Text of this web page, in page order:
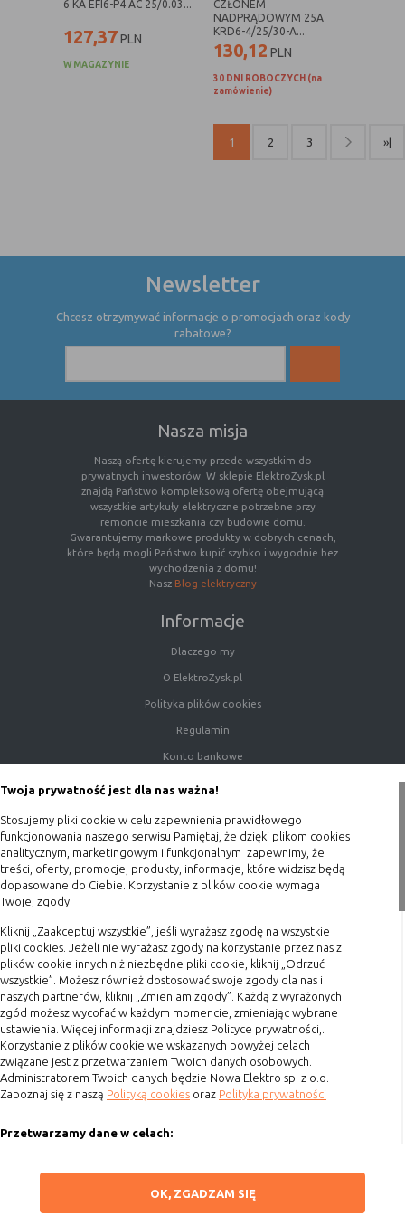
Twoja prywatność jest dla nas ważna!
Stosujemy pliki cookie w celu zapewnienia prawidłowego
funkcjonowania naszego serwisu Pamiętaj, że dzięki plikom cookies
analitycznym, marketingowym i funkcjonalnym zapewnimy, że
treści, oferty, promocje, produkty, informacje, które widzisz będą
dopasowane do Ciebie. Korzystanie z plików cookie wymaga
Twojej zgody.
Kliknij „Zaakceptuj wszystkie”, jeśli wyrażasz zgodę na wszystkie
pliki cookies. Jeżeli nie wyrażasz zgody na korzystanie przez nas z
plików cookie innych niż niezbędne pliki cookie, kliknij „Odrzuć
wszystkie”. Możesz również dostosować swoje zgody dla nas i
naszych partnerów, kliknij „Zmieniam zgody”. Każdą z wyrażonych
zgód możesz wycofać w każdym momencie, zmieniając wybrane
ustawienia. Więcej informacji znajdziesz Polityce prywatności,.
Korzystanie z plików cookie we wskazanych powyżej celach
związane jest z przetwarzaniem Twoich danych osobowych.
Administratorem Twoich danych będzie Nowa Elektro sp. z o.o.
Zapoznaj się z naszą Polityką cookies oraz Polityka prywatności
Przetwarzamy dane w celach:
treści i reklam oraz ich pomiaru, tworzenia statystyk, poprawy
OK, ZGADZAM SIĘ
internetowej.
6 KA EFI6-P4 AC 25/0.03...
127,37PLN
W MAGAZYNIE
CZŁONEM
NADPRĄDOWYM 25A
KRD6-4/25/30-A...
130,12 PLN
30 DNI ROBOCZYCH (na
zamówienie)
1 2 3 »|
Newsletter
Chcesz otrzymywać informacje o promocjach oraz kody
rabatowe?
Nasza misja
Naszą ofertę kierujemy przede wszystkim do
prywatnych inwestorów. W sklepie ElektroZysk.pl
znajdą Państwo kompleksową ofertę obejmującą
wszystkie artykuły elektryczne potrzebne przy
remoncie mieszkania czy budowie domu.
Gwarantujemy markowe produkty w dobrych cenach,
które będą mogli Państwo kupić szybko i wygodnie bez
wychodzenia z domu!
Nasz Blog elektryczny
Informacje
Dlaczego my
O ElektroZysk.pl
Polityka plików cookies
Regulamin
Konto bankowe
Blog
Zakupy
Terminy realizacji
Koszty przesyłki
Dostawa
Reklamacje
Zwrot towaru
Kontakt
Szybki kontakt
Godziny otwarcia: Pon.-Pt. 8-16
sklep@elektrozysk.pl